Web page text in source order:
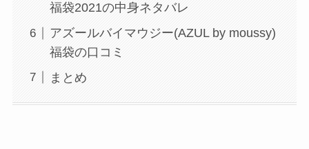
福袋2021の中身ネタバレ
アズールバイマウジー(AZUL by moussy)
福袋の口コミ
まとめ